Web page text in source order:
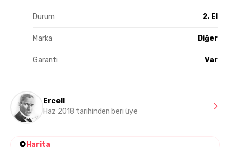
Durum 2. El
Marka Diğer
Garanti Var
Ercell
Haz 2018 tarihinden beri üye
Harita